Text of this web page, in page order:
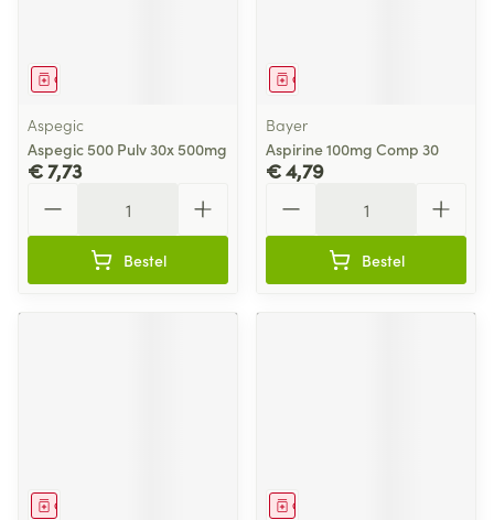
Geneesmiddel
Aspegic
Aspegic 500 Pulv 30x 500mg
€ 7,73
Bestel
Geneesmiddel
Bayer
Aspirine 100mg Comp 30
€ 4,79
Bestel
Geneesmiddel Geneesmiddel